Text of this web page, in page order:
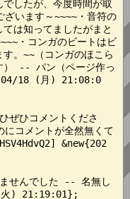
したが、今度時間が取
ざいます～~~~~・音符の
は知ってましたがまと
・コンガのビートはビ
。~~（コンガのほこら
） -- パン（ページ作っ
04/18 (月) 21:08:0
ぜひコメントくださ
にコメントが全然無くて
&new{202
ませんでした -- 名無し
火) 21:19:01};